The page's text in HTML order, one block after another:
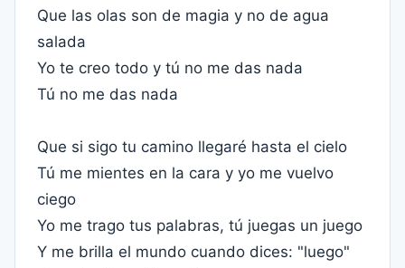
Que las olas son de magia y no de agua
salada
Yo te creo todo y tú no me das nada
Tú no me das nada
Que si sigo tu camino llegaré hasta el cielo
Tú me mientes en la cara y yo me vuelvo
ciego
Yo me trago tus palabras, tú juegas un juego
Y me brilla el mundo cuando dices: "luego"